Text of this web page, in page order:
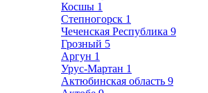
Косшы 1
Степногорск 1
Чеченская Республика 9
Грозный 5
Аргун 1
Урус-Мартан 1
Актюбинская область 9